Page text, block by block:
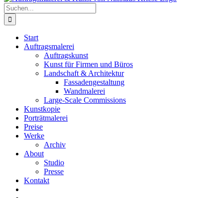
Suche
nach:
Start
Auftragsmalerei
Auftragskunst
Kunst für Firmen und Büros
Landschaft & Architektur
Fassadengestaltung
Wandmalerei
Large-Scale Commissions
Kunstkopie
Porträtmalerei
Preise
Werke
Archiv
About
Studio
Presse
Kontakt